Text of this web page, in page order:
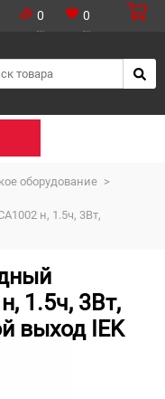
0 0
оборудование >
н, 1.5ч, 3Вт,
1.5ч, 3Вт,
выход IEK